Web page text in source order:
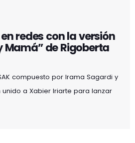
redes con la versión
Mamá” de Rigoberta
compuesto por Irama Sagardi y
unido a Xabier Iriarte para lanzar
feminista “Ay Mamá”. Esta